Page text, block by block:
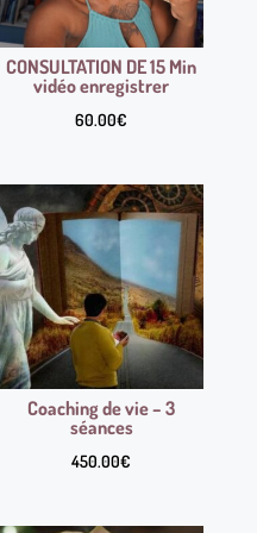
CONSULTATION DE 15 Min
vidéo enregistrer
60.00€
Coaching de vie – 3
séances
450.00€